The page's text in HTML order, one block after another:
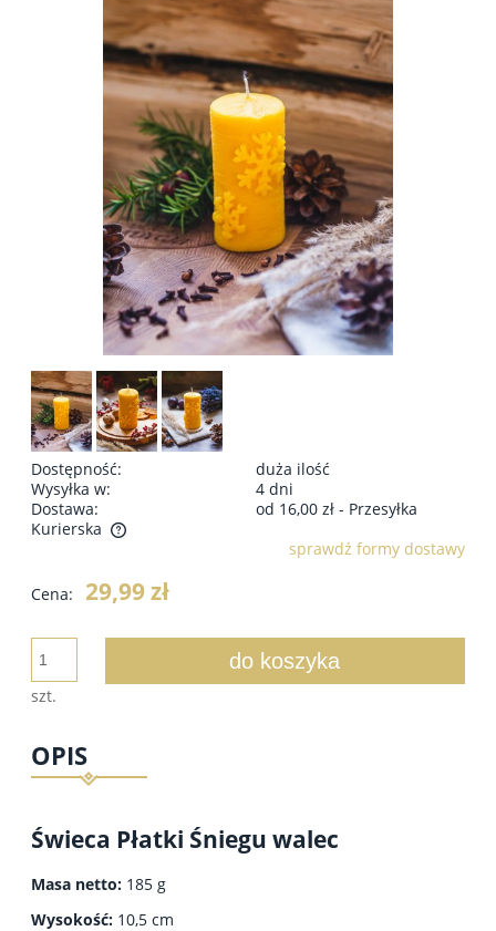
Dostępność:
duża ilość
Wysyłka w:
4 dni
Dostawa:
od 16,00 zł - Przesyłka
Kurierska
Cena nie zawiera ewentualnych kosztów płatności
sprawdź formy dostawy
Cena: 29,99 zł
szt.
do koszyka
OPIS
Świeca Płatki Śniegu walec
Masa netto: 185 g
Wysokość: 10,5 cm